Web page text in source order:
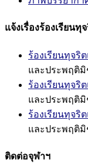
แจ้งเรื่องร้องเรียนทุ
ร้องเรียนทุจริ
และประพฤติ
ร้องเรียนทุจริ
และประพฤติ
ร้องเรียนทุจริ
และประพฤติ
ติดต่อจุฬาฯ